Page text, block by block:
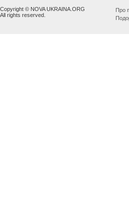
Copyright © NOVA UKRAINA.ORG
All rights reserved.
Про